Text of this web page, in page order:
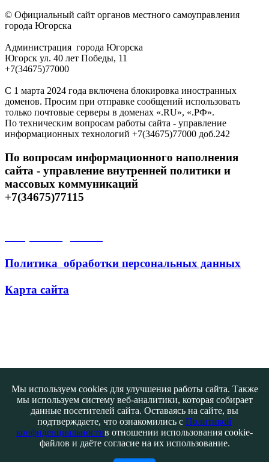
© Официальный сайт органов местного самоуправления
города Югорска
Администрация города Югорска
Югорск ул. 40 лет Победы, 11
+7(34675)77000
С 1 марта 2024 года включена блокировка иностранных
доменов. Просим при отправке сообщений использовать
только почтовые серверы в доменах «.RU», «.РФ».
По техническим вопросам работы сайта - управление
информационных технологий +7(34675)77000 доб.242
По вопросам информационного наполнения
сайта - управление внутренней политики и
массовых коммуникаций
+7(34675)77115
Политика обработки персональных данных
Карта сайта
Контакты
Мы используем cookies для улучшения работы сайта. Также
мы используем систему веб-аналитики, которая собирает
данные посетителей сайта. Оставаясь на сайте, вы
подтверждаете, что ознакомились с Политикой
конфиденциальностив отношении использования cookie-
файлов и даёте согласие на их использование.